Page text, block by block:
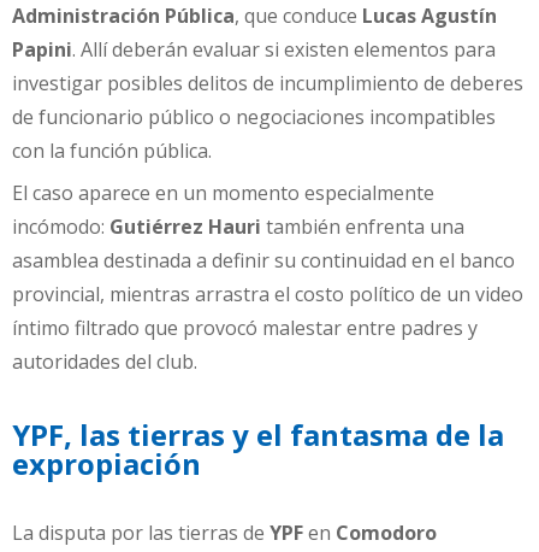
Administración Pública, que conduce Lucas Agustín
Papini. Allí deberán evaluar si existen elementos para
investigar posibles delitos de incumplimiento de deberes
de funcionario público o negociaciones incompatibles
con la función pública.
El caso aparece en un momento especialmente
incómodo: Gutiérrez Hauri también enfrenta una
asamblea destinada a definir su continuidad en el banco
provincial, mientras arrastra el costo político de un video
íntimo filtrado que provocó malestar entre padres y
autoridades del club.
YPF, las tierras y el fantasma de la
expropiación
La disputa por las tierras de YPFen Comodoro